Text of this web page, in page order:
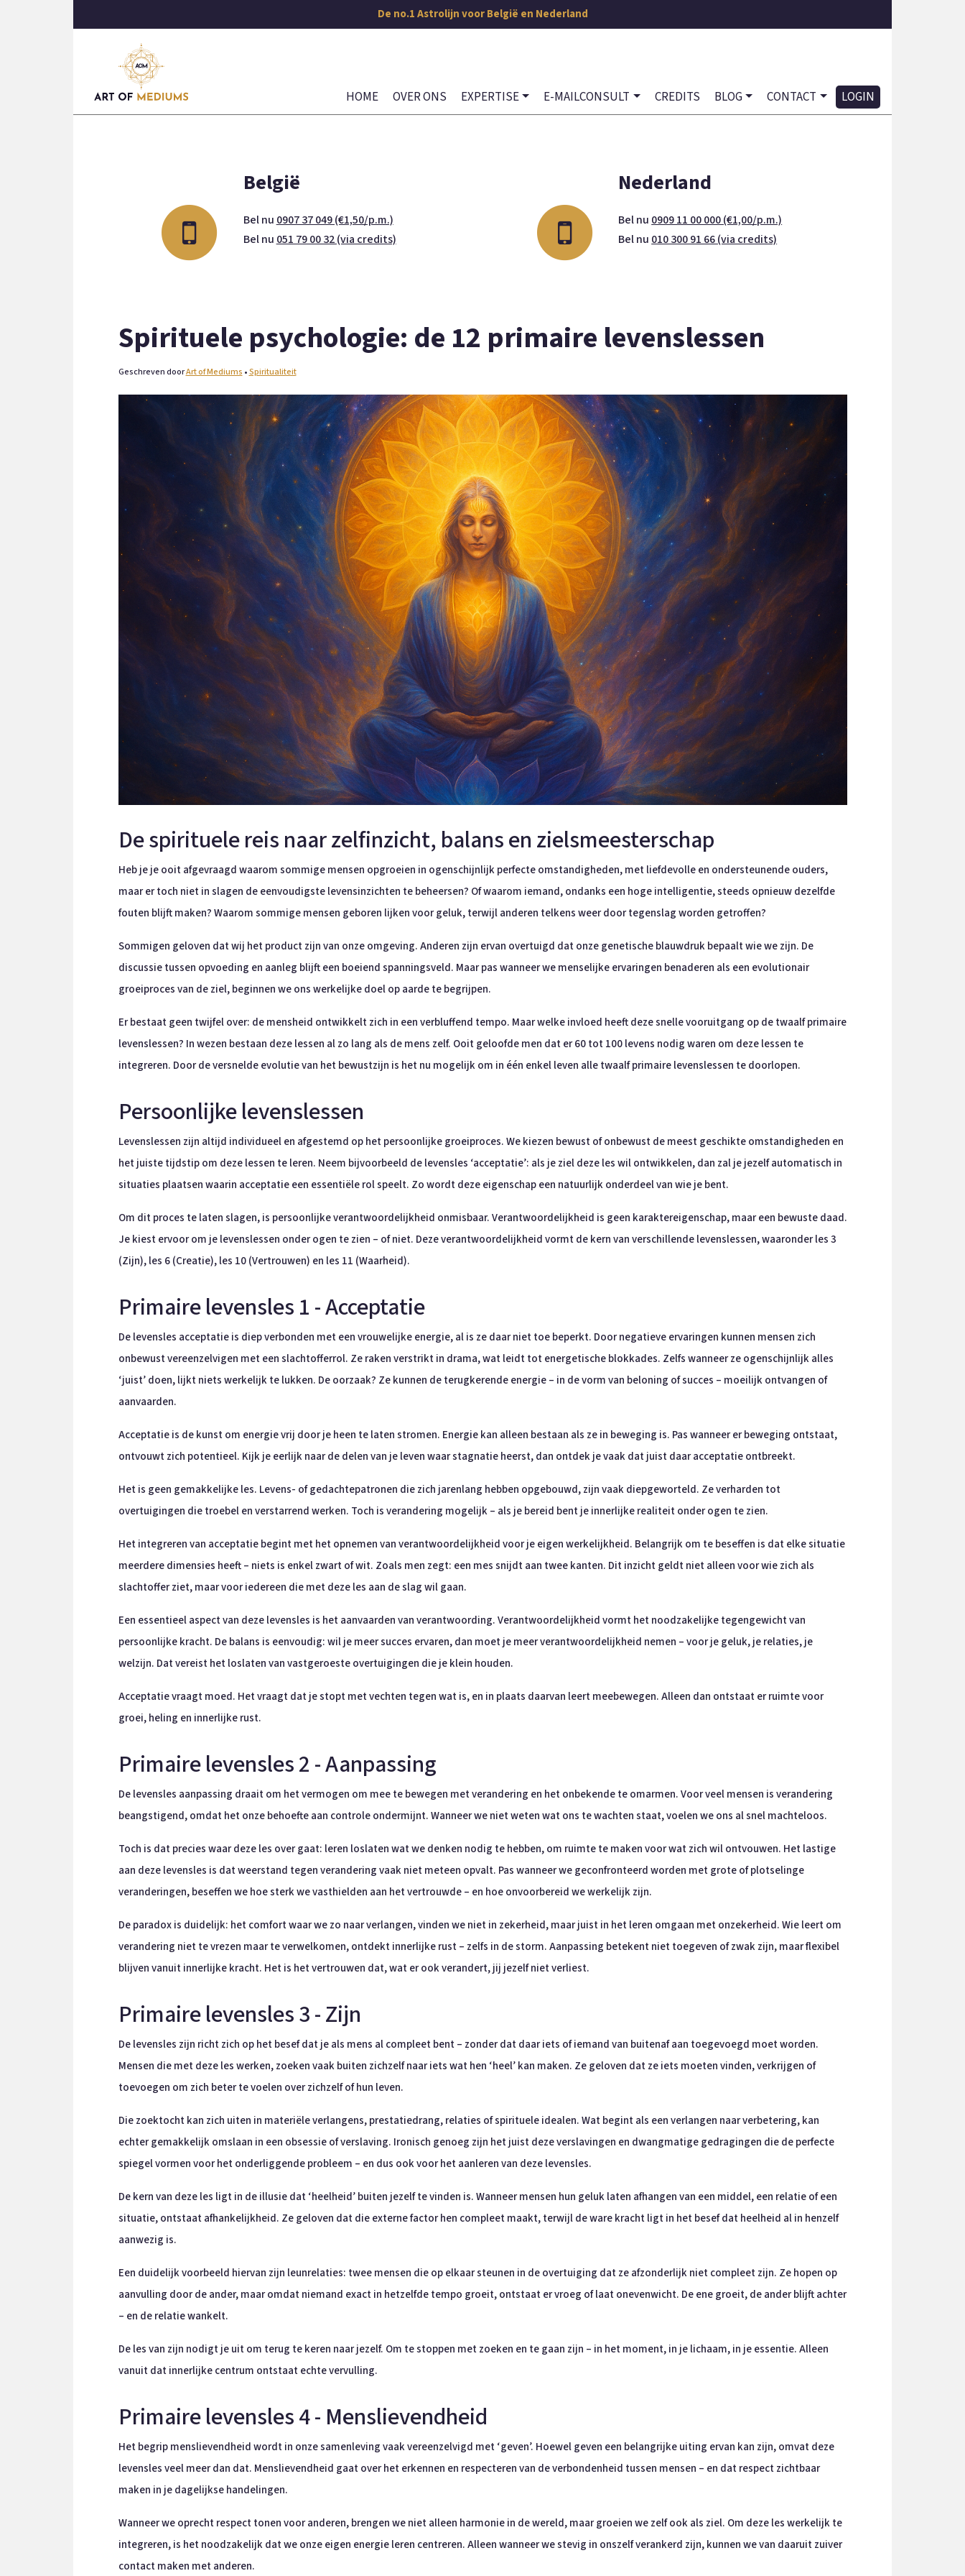
De no.1 Astrolijn voor België en Nederland
HOME OVER ONS EXPERTISE E-MAILCONSULT CREDITS BLOG CONTACT LOGIN
België
Bel nu 0907 37 049 (€1,50/p.m.)
Bel nu 051 79 00 32 (via credits)
Nederland
Bel nu 0909 11 00 000 (€1,00/p.m.)
Bel nu 010 300 91 66 (via credits)
Spirituele psychologie: de 12 primaire levenslessen
Geschreven doorArt of Mediums •Spiritualiteit
De spirituele reis naar zelfinzicht, balans en zielsmeesterschap
Heb je je ooit afgevraagd waarom sommige mensen opgroeien in ogenschijnlijk perfecte omstandigheden, met liefdevolle en ondersteunende ouders,
maar er toch niet in slagen de eenvoudigste levensinzichten te beheersen? Of waarom iemand, ondanks een hoge intelligentie, steeds opnieuw dezelfde
fouten blijft maken? Waarom sommige mensen geboren lijken voor geluk, terwijl anderen telkens weer door tegenslag worden getroffen?
Sommigen geloven dat wij het product zijn van onze omgeving. Anderen zijn ervan overtuigd dat onze genetische blauwdruk bepaalt wie we zijn. De
discussie tussen opvoeding en aanleg blijft een boeiend spanningsveld. Maar pas wanneer we menselijke ervaringen benaderen als een evolutionair
groeiproces van de ziel, beginnen we ons werkelijke doel op aarde te begrijpen.
Er bestaat geen twijfel over: de mensheid ontwikkelt zich in een verbluffend tempo. Maar welke invloed heeft deze snelle vooruitgang op de twaalf primaire
levenslessen? In wezen bestaan deze lessen al zo lang als de mens zelf. Ooit geloofde men dat er 60 tot 100 levens nodig waren om deze lessen te
integreren. Door de versnelde evolutie van het bewustzijn is het nu mogelijk om in één enkel leven alle twaalf primaire levenslessen te doorlopen.
Persoonlijke levenslessen
Levenslessen zijn altijd individueel en afgestemd op het persoonlijke groeiproces. We kiezen bewust of onbewust de meest geschikte omstandigheden en
het juiste tijdstip om deze lessen te leren. Neem bijvoorbeeld de levensles ‘acceptatie’: als je ziel deze les wil ontwikkelen, dan zal je jezelf automatisch in
situaties plaatsen waarin acceptatie een essentiële rol speelt. Zo wordt deze eigenschap een natuurlijk onderdeel van wie je bent.
Om dit proces te laten slagen, is persoonlijke verantwoordelijkheid onmisbaar. Verantwoordelijkheid is geen karaktereigenschap, maar een bewuste daad.
Je kiest ervoor om je levenslessen onder ogen te zien – of niet. Deze verantwoordelijkheid vormt de kern van verschillende levenslessen, waaronder les 3
(Zijn), les 6 (Creatie), les 10 (Vertrouwen) en les 11 (Waarheid).
Primaire levensles 1 - Acceptatie
De levensles acceptatie is diep verbonden met een vrouwelijke energie, al is ze daar niet toe beperkt. Door negatieve ervaringen kunnen mensen zich
onbewust vereenzelvigen met een slachtofferrol. Ze raken verstrikt in drama, wat leidt tot energetische blokkades. Zelfs wanneer ze ogenschijnlijk alles
‘juist’ doen, lijkt niets werkelijk te lukken. De oorzaak? Ze kunnen de terugkerende energie – in de vorm van beloning of succes – moeilijk ontvangen of
aanvaarden.
Acceptatie is de kunst om energie vrij door je heen te laten stromen. Energie kan alleen bestaan als ze in beweging is. Pas wanneer er beweging ontstaat,
ontvouwt zich potentieel. Kijk je eerlijk naar de delen van je leven waar stagnatie heerst, dan ontdek je vaak dat juist daar acceptatie ontbreekt.
Het is geen gemakkelijke les. Levens- of gedachtepatronen die zich jarenlang hebben opgebouwd, zijn vaak diepgeworteld. Ze verharden tot
overtuigingen die troebel en verstarrend werken. Toch is verandering mogelijk – als je bereid bent je innerlijke realiteit onder ogen te zien.
Het integreren van acceptatie begint met het opnemen van verantwoordelijkheid voor je eigen werkelijkheid. Belangrijk om te beseffen is dat elke situatie
meerdere dimensies heeft – niets is enkel zwart of wit. Zoals men zegt: een mes snijdt aan twee kanten. Dit inzicht geldt niet alleen voor wie zich als
slachtoffer ziet, maar voor iedereen die met deze les aan de slag wil gaan.
Een essentieel aspect van deze levensles is het aanvaarden van verantwoording. Verantwoordelijkheid vormt het noodzakelijke tegengewicht van
persoonlijke kracht. De balans is eenvoudig: wil je meer succes ervaren, dan moet je meer verantwoordelijkheid nemen – voor je geluk, je relaties, je
welzijn. Dat vereist het loslaten van vastgeroeste overtuigingen die je klein houden.
Acceptatie vraagt moed. Het vraagt dat je stopt met vechten tegen wat is, en in plaats daarvan leert meebewegen. Alleen dan ontstaat er ruimte voor
groei, heling en innerlijke rust.
Primaire levensles 2 - Aanpassing
De levensles aanpassing draait om het vermogen om mee te bewegen met verandering en het onbekende te omarmen. Voor veel mensen is verandering
beangstigend, omdat het onze behoefte aan controle ondermijnt. Wanneer we niet weten wat ons te wachten staat, voelen we ons al snel machteloos.
Toch is dat precies waar deze les over gaat: leren loslaten wat we denken nodig te hebben, om ruimte te maken voor wat zich wil ontvouwen. Het lastige
aan deze levensles is dat weerstand tegen verandering vaak niet meteen opvalt. Pas wanneer we geconfronteerd worden met grote of plotselinge
veranderingen, beseffen we hoe sterk we vasthielden aan het vertrouwde – en hoe onvoorbereid we werkelijk zijn.
De paradox is duidelijk: het comfort waar we zo naar verlangen, vinden we niet in zekerheid, maar juist in het leren omgaan met onzekerheid. Wie leert om
verandering niet te vrezen maar te verwelkomen, ontdekt innerlijke rust – zelfs in de storm. Aanpassing betekent niet toegeven of zwak zijn, maar flexibel
blijven vanuit innerlijke kracht. Het is het vertrouwen dat, wat er ook verandert, jij jezelf niet verliest.
Primaire levensles 3 - Zijn
De levensles zijn richt zich op het besef dat je als mens al compleet bent – zonder dat daar iets of iemand van buitenaf aan toegevoegd moet worden.
Mensen die met deze les werken, zoeken vaak buiten zichzelf naar iets wat hen ‘heel’ kan maken. Ze geloven dat ze iets moeten vinden, verkrijgen of
toevoegen om zich beter te voelen over zichzelf of hun leven.
Die zoektocht kan zich uiten in materiële verlangens, prestatiedrang, relaties of spirituele idealen. Wat begint als een verlangen naar verbetering, kan
echter gemakkelijk omslaan in een obsessie of verslaving. Ironisch genoeg zijn het juist deze verslavingen en dwangmatige gedragingen die de perfecte
spiegel vormen voor het onderliggende probleem – en dus ook voor het aanleren van deze levensles.
De kern van deze les ligt in de illusie dat ‘heelheid’ buiten jezelf te vinden is. Wanneer mensen hun geluk laten afhangen van een middel, een relatie of een
situatie, ontstaat afhankelijkheid. Ze geloven dat die externe factor hen compleet maakt, terwijl de ware kracht ligt in het besef dat heelheid al in henzelf
aanwezig is.
Een duidelijk voorbeeld hiervan zijn leunrelaties: twee mensen die op elkaar steunen in de overtuiging dat ze afzonderlijk niet compleet zijn. Ze hopen op
aanvulling door de ander, maar omdat niemand exact in hetzelfde tempo groeit, ontstaat er vroeg of laat onevenwicht. De ene groeit, de ander blijft achter
– en de relatie wankelt.
De les van zijn nodigt je uit om terug te keren naar jezelf. Om te stoppen met zoeken en te gaan zijn – in het moment, in je lichaam, in je essentie. Alleen
vanuit dat innerlijke centrum ontstaat echte vervulling.
Primaire levensles 4 - Menslievendheid
Het begrip menslievendheid wordt in onze samenleving vaak vereenzelvigd met ‘geven’. Hoewel geven een belangrijke uiting ervan kan zijn, omvat deze
levensles veel meer dan dat. Menslievendheid gaat over het erkennen en respecteren van de verbondenheid tussen mensen – en dat respect zichtbaar
maken in je dagelijkse handelingen.
Wanneer we oprecht respect tonen voor anderen, brengen we niet alleen harmonie in de wereld, maar groeien we zelf ook als ziel. Om deze les werkelijk te
integreren, is het noodzakelijk dat we onze eigen energie leren centreren. Alleen wanneer we stevig in onszelf verankerd zijn, kunnen we van daaruit zuiver
contact maken met anderen.